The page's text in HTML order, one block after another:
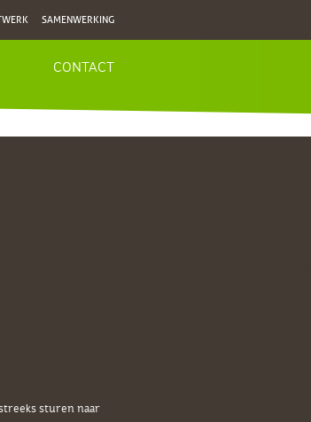
SAMENWERKING
CONTACT
sturen naar